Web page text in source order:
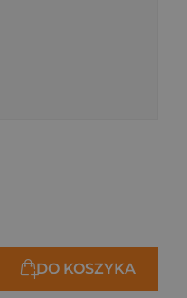
DO KOSZYKA